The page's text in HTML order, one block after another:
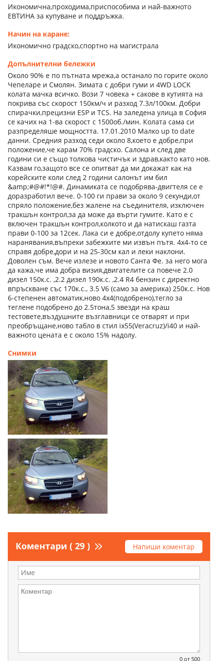
Икономична,проходима,приспособима и най-важното
ЕВТИНА за купуване и поддръжка.
Начин на каране:
Икономично градско,спортно на магистрала
Допълнителни бележки
Около 90% е по пътната мрежа,а останало по горите около
Чепеларе и Смолян. Зимата с добри гуми и 4WD LOCK
колата мачка всичко. Вози 7 човека + сакове в кутията на
покрива със скорост 150км/ч и разход 7.3л/100км. Добри
спирачки,прецизни ESP и TCS. На заледена улица в София
се качих на 1-ва скорост с 1500об./мин. Колата сама си
разпределяше мощността. 17.01.2010 Малко up to date
данни. Средния разход седи около 8,което е добре,при
положение,че карам 70% градско. Салона и след две
години си е също толкова чистичък и здрав,както като нов.
Казвам го,защото все се опитват да ми докажат как на
корейските коли след 2 години салонът им бил
&amp;#@#!*!@#. Динамиката се подобрява-двигтеля се е
доразработил вече. 0-100 ги прави за около 9 секунди,от
спряло положение,без жалене на съединителя, изключен
тракшън контрол,за да може да върти гумите. Като е с
включен тракшън контрол,колкото и да натискаш газта
прави 0-100 за 12сек. Лака си е добре,отдолу купето няма
наранявания,въпреки забежките ми извън пътя. 4х4-то се
справя добре,дори и на 25-30см кал и леки наклони.
Доволен съм. Вече излезе и новото Санта Фе. за него мога
да кажа,че има добра визия,двигателите са повече 2.0
дизел 150к.с. ,2.2 дизел 190к.с. ,2.4 R4 бензин с директно
впръскване със 170к.с., 3.5 V6 (само за америка) 250к.с. Нов
6-степенен автоматик,ново 4х4(подобрено),тегло за
теглене подобрено до 2.5тона,5 звезди на краш
тестовете,въздушните възглавници се отварят и при
преобръщане,ново табло в стил ix55(Veracruz)/i40 и най-
важното цената е с около 15% надолу.
Снимки
Коментари ( 29 ) Напиши коментар
0 от 500